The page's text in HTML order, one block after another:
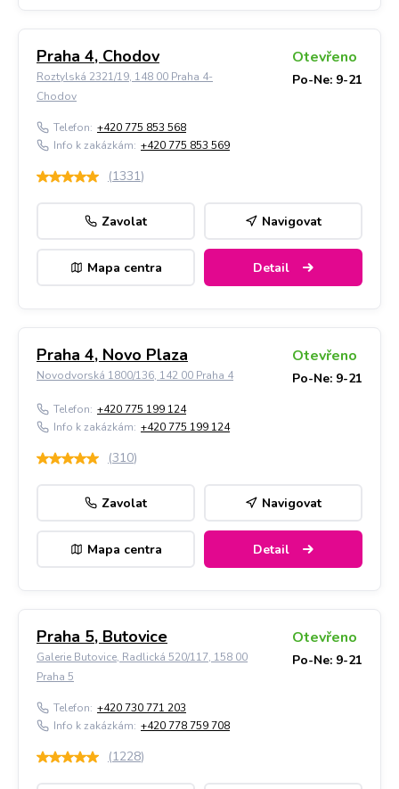
Praha 4, Chodov
Roztylská 2321/19, 148 00 Praha 4-
Chodov
Otevřeno
Po-Ne: 9-21
Telefon: +420 775 853 568
Info k zakázkám: +420 775 853 569
(1331)
Zavolat Navigovat
Mapa centra Detail
Praha 4, Novo Plaza
Novodvorská 1800/136, 142 00 Praha 4
Otevřeno
Po-Ne: 9-21
Telefon: +420 775 199 124
Info k zakázkám: +420 775 199 124
(310)
Zavolat Navigovat
Mapa centra Detail
Praha 5, Butovice
Galerie Butovice, Radlická 520/117, 158 00
Praha 5
Otevřeno
Po-Ne: 9-21
Telefon: +420 730 771 203
Info k zakázkám: +420 778 759 708
(1228)